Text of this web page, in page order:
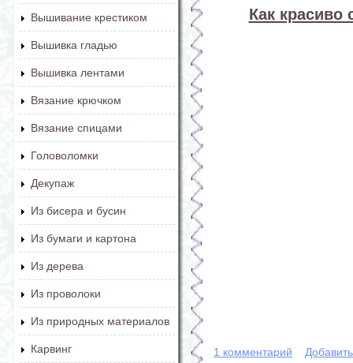
Вышивание крестиком
Вышивка гладью
Вышивка лентами
Вязание крючком
Вязание спицами
Головоломки
Декупаж
Из бисера и бусин
Из бумаги и картона
Из дерева
Из проволоки
Из природных материалов
Карвинг
Как красиво
1 комментарий